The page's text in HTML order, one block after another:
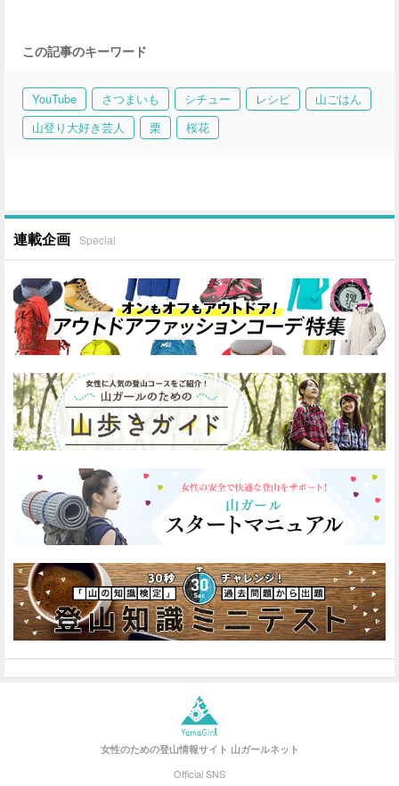
この記事のキーワード
YouTube さつまいも シチュー レシピ
山ごはん
山登り大好き芸人
栗 桜花
連載企画 Special
女性のための登山情報サイト 山ガールネット
Official SNS